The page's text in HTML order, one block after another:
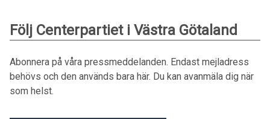
Följ Centerpartiet i Västra Götaland
Abonnera på våra pressmeddelanden. Endast mejladress
behövs och den används bara här. Du kan avanmäla dig när
som helst.